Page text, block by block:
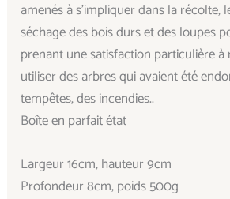
amenés à s’impliquer dans la récolte,
séchage des bois durs et des loupes
prenant une satisfaction particulière
utiliser des arbres qui avaient été
tempêtes, des incendies..
Boîte en parfait état
Largeur 16cm, hauteur 9cm
Profondeur 8cm, poids 500g